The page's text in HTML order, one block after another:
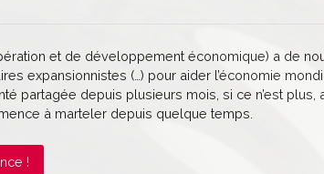
et de développement économique) a de
expansionnistes (…) pour aider l’économie
partagée depuis plusieurs mois, si ce n’est
à marteler depuis quelque temps.
!